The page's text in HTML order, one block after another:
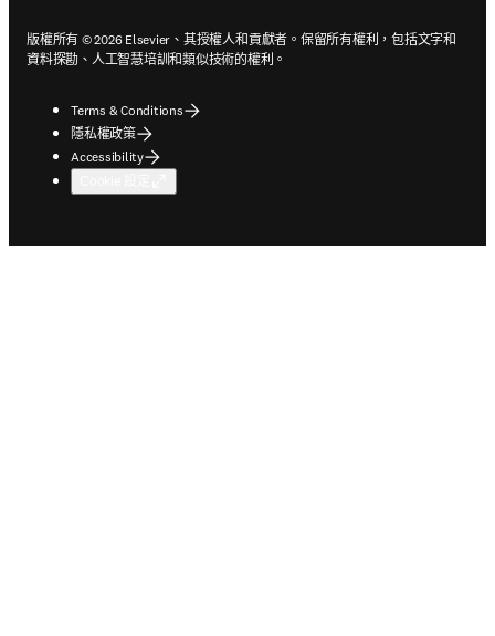
版權所有 © 2026 Elsevier、其授權人和貢獻者。保留所有權利，包括文字和
資料探勘、人工智慧培訓和類似技術的權利。
Terms & Conditions
隱私權政策
Accessibility